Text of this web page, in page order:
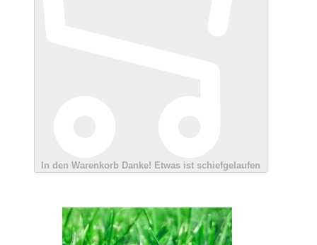
In den Warenkorb Danke! Etwas ist schiefgelaufen